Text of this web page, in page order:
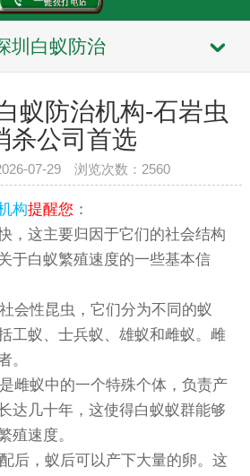
圳白蚁防治
蚁防治机构-石岩虫
杀公司首选
07-29 浏览次数： 2560
构提醒您 ：
，这主要归因于它们的社会结构
于白蚁繁殖速度的一些基本信
会性昆虫，它们分为不同的蚁
工蚁、士兵蚁、雄蚁和雌蚁。雌
。
雌蚁中的一个特殊个体，负责产
达几十年，这使得白蚁蚁群能够
殖速度。
后，蚁后可以产下大量的卵。这